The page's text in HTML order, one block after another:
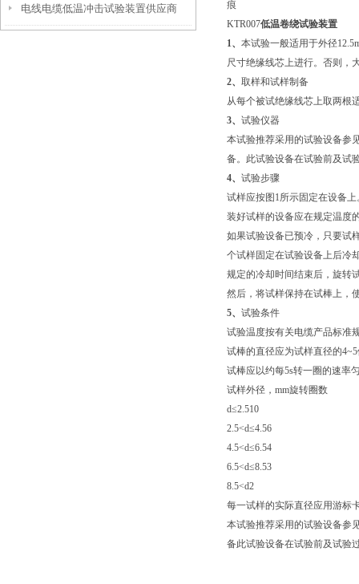
电线电缆低温冲击试验装置供应商
痕
KTR007低温卷绕试验装置
1、 本试验一般适用于外径
尺寸绝缘线芯上进行。否则，
2、 取样和试样制备
从每个被试绝缘线芯上取两根
3、 试验仪器
本试验推荐采用的试验设备参
备。此试验设备在试验前及试
4、 试验步骤
试样应按图1所示固定在设备上
装好试样的设备应在规定温度
如果试验设备已预冷，只要试
个试样固定在试验设备上后冷
规定的冷却时间结束后，旋转
然后，将试样保持在试棒上，
5、 试验条件
试验温度按有关电缆产品标准
试棒的直径应为试样直径的
试棒应以约每5s转一圈的速率
试样外径，mm旋转圈数
d≤2.510
2.5<d≤4.56
4.5<d≤6.54
6.5<d≤8.53
8.5<d2
每一试样的实际直径应用游标
本试验推荐采用的试验设备参
备此试验设备在试验前及试验